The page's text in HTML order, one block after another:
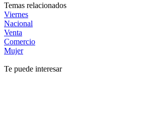
Temas relacionados
Viernes
Nacional
Venta
Comercio
Mujer
Te puede interesar